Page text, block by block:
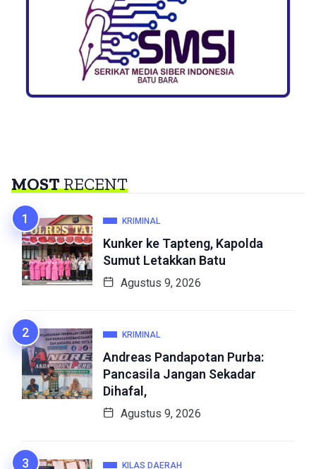
MOSTRECENT
KRIMINAL
Kunker ke Tapteng, Kapolda
Sumut Letakkan Batu
Agustus 9, 2026
KRIMINAL
Andreas Pandapotan Purba:
Pancasila Jangan Sekadar
Dihafal,
Agustus 9, 2026
KILAS DAERAH